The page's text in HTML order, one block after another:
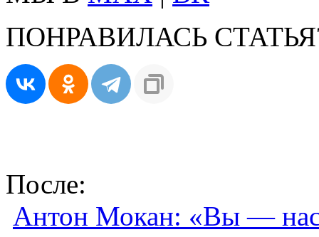
ПОНРАВИЛАСЬ
После:
Антон Мокан: «Вы —